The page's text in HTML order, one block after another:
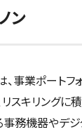
ン
事業ポート
スキリングに
事務機器やデ